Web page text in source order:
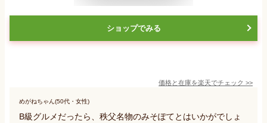
ショップでみる
価格と在庫を楽天でチェック >>
めがねちゃん(50代・女性)
B級グルメだったら、秩父名物のみそぽてとはいかがでしょ